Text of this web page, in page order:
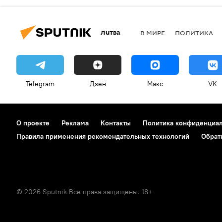
Литва В МИРЕ ПОЛИТИКА
Telegram Дзен Макс VK
О проекте Реклама Контакты Политика
Правила применения рекомендательных технологий
© 2026 Sputnik Все права защищены. 18+